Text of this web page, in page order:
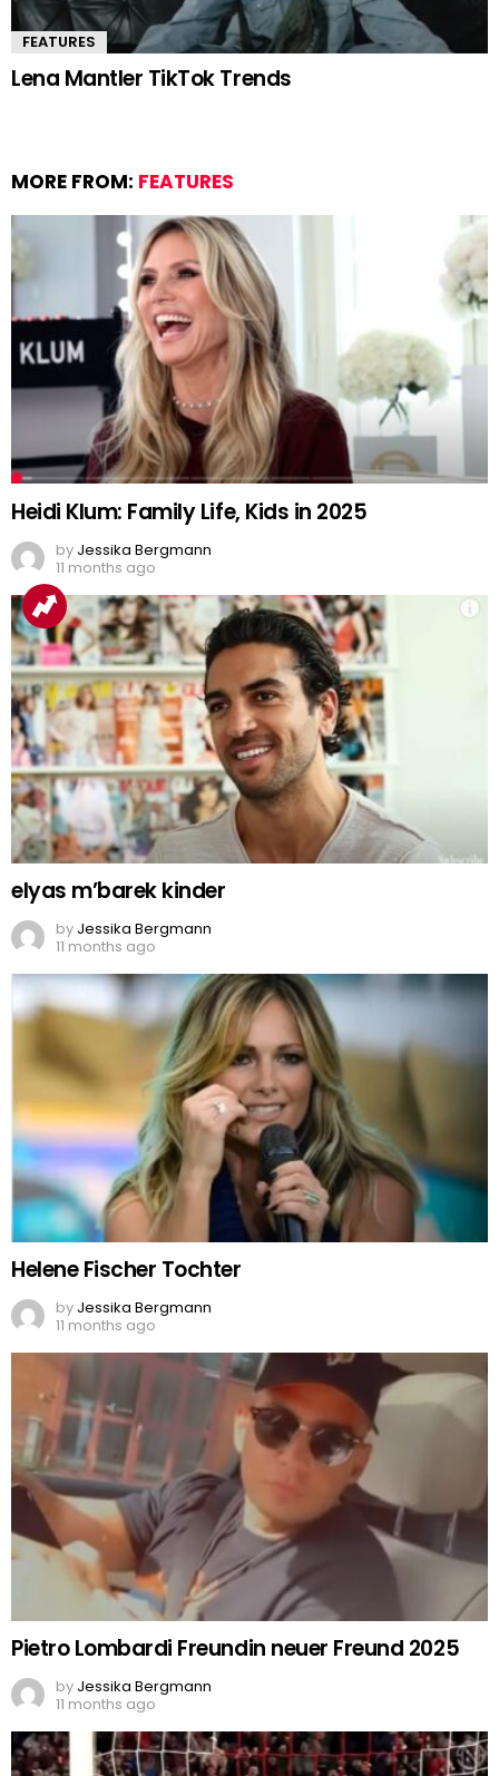
FEATURES
Lena Mantler TikTok Trends
MORE FROM: FEATURES
Heidi Klum: Family Life, Kids in 2025
by Jessika Bergmann
11 months ago
elyas m’barek kinder
by Jessika Bergmann
11 months ago
Helene Fischer Tochter
by Jessika Bergmann
11 months ago
Pietro Lombardi Freundin neuer Freund 2025
by Jessika Bergmann
11 months ago